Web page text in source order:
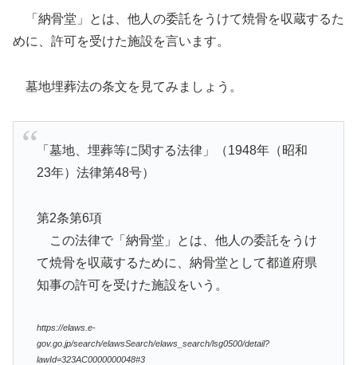
「納骨堂」とは、他人の委託をうけて焼骨を収蔵するた
めに、許可を受けた施設を言います。
墓地埋葬法の条文を見てみましょう。
「墓地、埋葬等に関する法律」（1948年（昭和
23年）法律第48号）
第2条第6項
この法律で「納骨堂」とは、他人の委託をうけ
て焼骨を収蔵するために、納骨堂として都道府県
知事の許可を受けた施設をいう。
https://elaws.e-
gov.go.jp/search/elawsSearch/elaws_search/lsg0500/detail?
lawId=323AC0000000048#3